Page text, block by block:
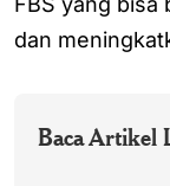
dan
Baca Artikel